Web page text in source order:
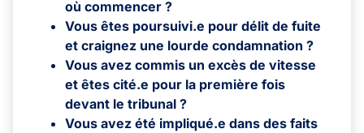
où commencer ?
Vous êtes poursuivi.e pour délit de fuite
et craignez une lourde condamnation ?
Vous avez commis un excès de vitesse
et êtes cité.e pour la première fois
devant le tribunal ?
Vous avez été impliqué.e dans des faits